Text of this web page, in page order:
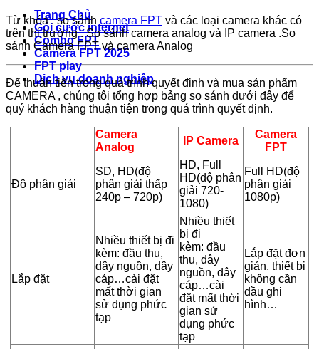
Trang Chủ
Gói cước internet
Combo FPT
Camera FPT 2025
FPT play
Dịch vụ doanh nghiệp
Từ khóa : so sánh camera FPT và các loại camera khác có
trên thị trường . So sánh camera analog và IP camera .So
sánh Camera FPT và camera Analog
Để thuận tiện trong quá trình quyết định và mua sản phẩm
CAMERA , chúng tôi tổng hợp bảng so sánh dưới đây để
quý khách hàng thuận tiện trong quá trình quyết định.
Camera
Analog
IP Camera
Camera
FPT
Độ phân giải
SD, HD(độ
phân giải thấp
240p – 720p)
HD, Full
HD(độ phân
giải 720-
1080)
Full HD(độ
phân giải
1080p)
Lắp đặt
Nhiều thiết bị đi
kèm: đầu thu,
dây nguồn, dây
cáp…cài đặt
mất thời gian
sử dụng phức
tạp
Nhiều thiết
bị đi
kèm: đầu
thu, dây
nguồn, dây
cáp…cài
đặt mất thời
gian sử
dụng phức
tạp
Lắp đặt đơn
giản, thiết bị
không cần
đầu ghi
hình…